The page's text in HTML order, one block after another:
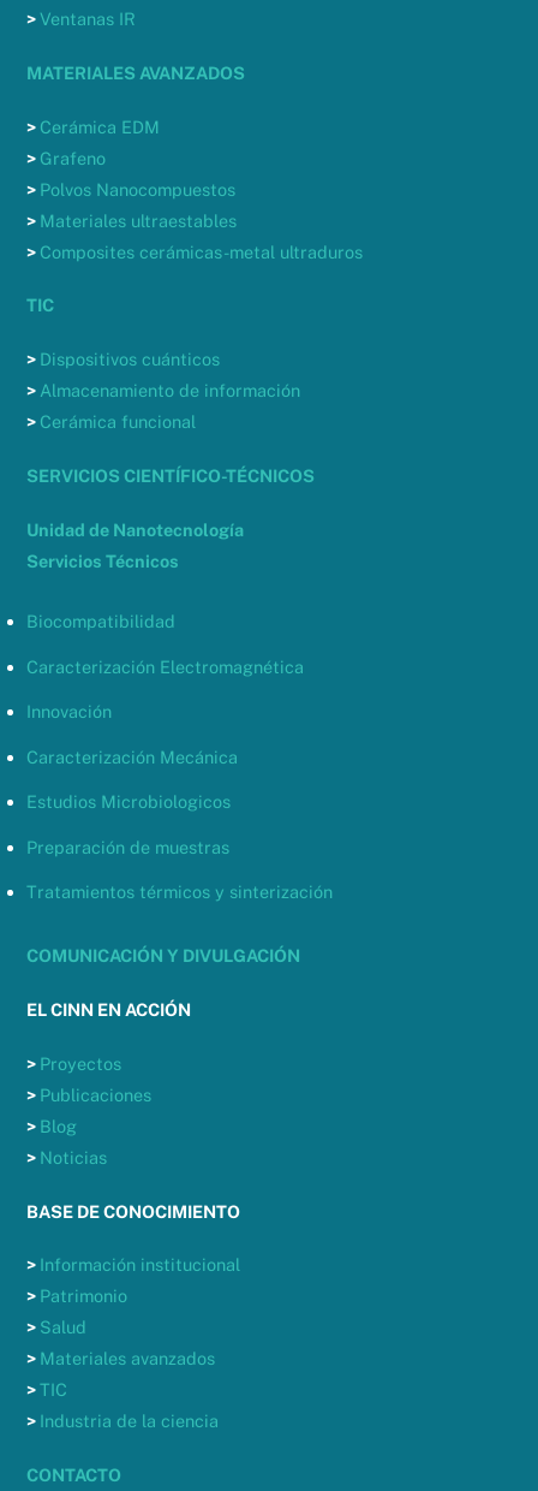
>Ventanas IR
MATERIALES AVANZADOS
> Cerámica EDM
> Grafeno
> Polvos Nanocompuestos
> Materiales ultraestables
> Composites cerámicas-metal ultraduros
TIC
> Dispositivos cuánticos
> Almacenamiento de información
> Cerámica funcional
SERVICIOS CIENTÍFICO-TÉCNICOS
Unidad de Nanotecnología
Servicios Técnicos
Biocompatibilidad
Caracterización Electromagnética
Innovación
Caracterización Mecánica
Estudios Microbiologicos
Preparación de muestras
Tratamientos térmicos y sinterización
COMUNICACIÓN Y DIVULGACIÓN
EL CINN EN ACCIÓN
> Proyectos
> Publicaciones
> Blog
> Noticias
BASE DE CONOCIMIENTO
> Información institucional
> Patrimonio
> Salud
> Materiales avanzados
>TIC
> Industria de la ciencia
CONTACTO